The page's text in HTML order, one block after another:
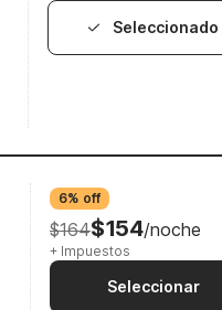
Seleccionado
6% off
$164$154/noche
+ Impuestos
Seleccionar